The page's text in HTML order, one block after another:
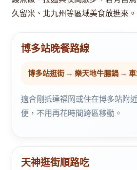
久留米、北九州等區域美食放進來。
博多站晚餐路線
博多站逛街 → 樂天地牛腸鍋 →
適合剛抵達福岡或住在博多站附
便，不用再花時間跨區移動。
天神逛街順路吃